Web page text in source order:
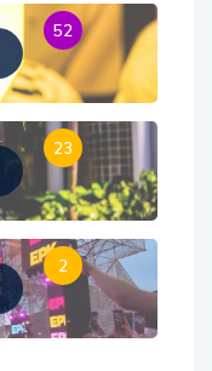
52
23
2